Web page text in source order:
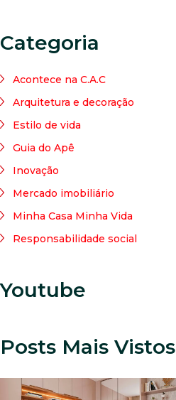
Categoria
Acontece na C.A.C
Arquitetura e decoração
Estilo de vida
Guia do Apê
Inovação
Mercado imobiliário
Minha Casa Minha Vida
Responsabilidade social
Youtube
Posts Mais Vistos